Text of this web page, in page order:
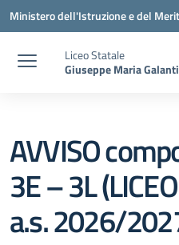
Vai ai contenuti
Vai al menu di navigazione
Vai al footer
Ministero dell'Istruzione e del
Liceo Statale
Giuseppe Maria Galanti
AVVISO
3E – 3L
a.s. 2026/